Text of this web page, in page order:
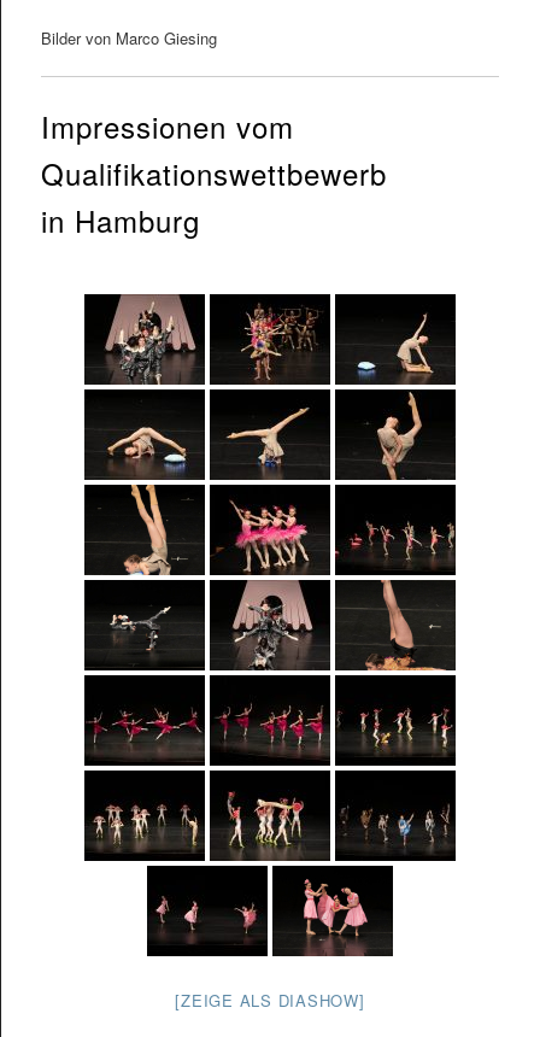
Bilder von Marco Giesing
Impressionen vom
Qualifikationswettbewerb
in Hamburg
[ZEIGE ALS DIASHOW]